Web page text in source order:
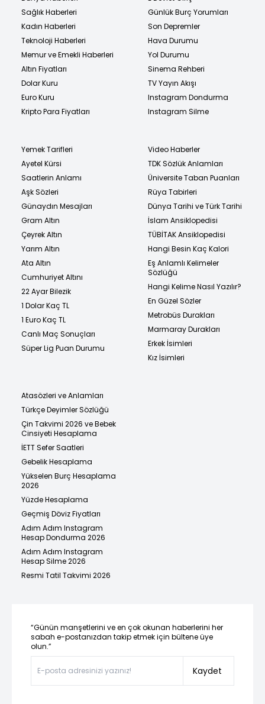
Sağlık Haberleri
Kadın Haberleri
Teknoloji Haberleri
Memur ve Emekli Haberleri
Altın Fiyatları
Dolar Kuru
Euro Kuru
Kripto Para Fiyatları
Günlük Burç Yorumları
Son Depremler
Hava Durumu
Yol Durumu
Sinema Rehberi
TV Yayın Akışı
Instagram Dondurma
Instagram Silme
Yemek Tarifleri
Ayetel Kürsi
Saatlerin Anlamı
Aşk Sözleri
Günaydın Mesajları
Gram Altın
Çeyrek Altın
Yarım Altın
Ata Altın
Cumhuriyet Altını
22 Ayar Bilezik
1 Dolar Kaç TL
1 Euro Kaç TL
Canlı Maç Sonuçları
Süper Lig Puan Durumu
Video Haberler
TDK Sözlük Anlamları
Üniversite Taban Puanları
Rüya Tabirleri
Dünya Tarihi ve Türk Tarihi
İslam Ansiklopedisi
TÜBİTAK Ansiklopedisi
Hangi Besin Kaç Kalori
Eş Anlamlı Kelimeler
Sözlüğü
Hangi Kelime Nasıl Yazılır?
En Güzel Sözler
Metrobüs Durakları
Marmaray Durakları
Erkek İsimleri
Kız İsimleri
Atasözleri ve Anlamları
Türkçe Deyimler Sözlüğü
Çin Takvimi 2026 ve Bebek
Cinsiyeti Hesaplama
İETT Sefer Saatleri
Gebelik Hesaplama
Yükselen Burç Hesaplama
2026
Yüzde Hesaplama
Geçmiş Döviz Fiyatları
Adım Adım Instagram
Hesap Dondurma 2026
Adım Adım Instagram
Hesap Silme 2026
Resmi Tatil Takvimi 2026
“Günün manşetlerini ve en çok okunan haberlerini her
sabah e-postanızdan takip etmek için bültene üye
olun.”
Kaydet